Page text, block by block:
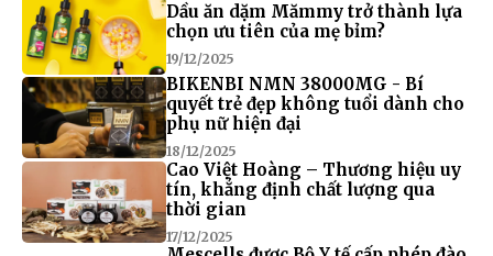
Dầu ăn dặm Mămmy trở thành lựa
chọn ưu tiên của mẹ bỉm?
19/12/2025
BIKENBI NMN 38000MG - Bí
quyết trẻ đẹp không tuổi dành cho
phụ nữ hiện đại
18/12/2025
Cao Việt Hoàng – Thương hiệu uy
tín, khẳng định chất lượng qua
thời gian
17/12/2025